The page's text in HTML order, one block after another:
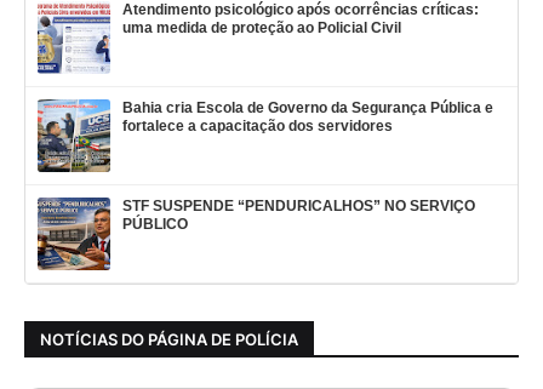
Atendimento psicológico após ocorrências críticas:
uma medida de proteção ao Policial Civil
Bahia cria Escola de Governo da Segurança Pública e
fortalece a capacitação dos servidores
STF SUSPENDE “PENDURICALHOS” NO SERVIÇO
PÚBLICO
NOTÍCIAS DO PÁGINA DE POLÍCIA